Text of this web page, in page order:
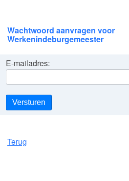
Wachtwoord aanvragen voor
Werkenindeburgemeester
E-mailadres:
Versturen
Terug